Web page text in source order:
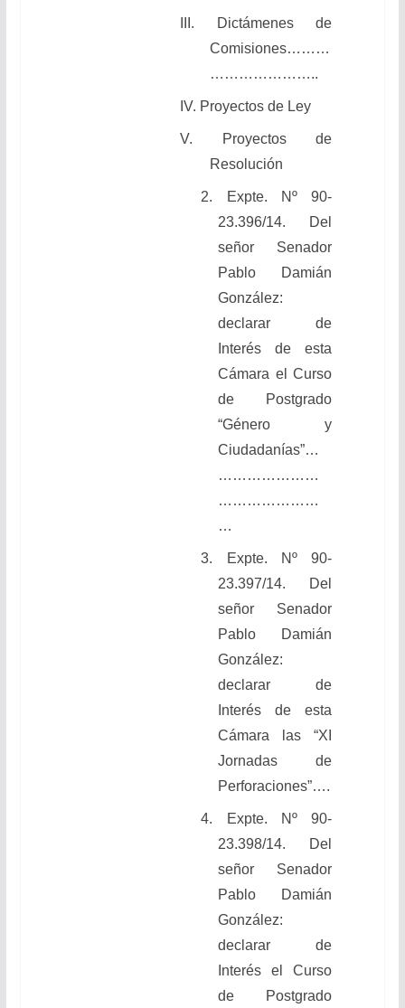
III. Dictámenes de
Comisiones………
…………………..
IV. Proyectos de Ley
V. Proyectos de
Resolución
2. Expte. Nº 90-
23.396/14. Del
señor Senador
Pablo Damián
González:
declarar de
Interés de esta
Cámara el Curso
de Postgrado
“Género y
Ciudadanías”…
…………………
…………………
…
3. Expte. Nº 90-
23.397/14. Del
señor Senador
Pablo Damián
González:
declarar de
Interés de esta
Cámara las “XI
Jornadas de
Perforaciones”….
4. Expte. Nº 90-
23.398/14. Del
señor Senador
Pablo Damián
González:
declarar de
Interés el Curso
de Postgrado